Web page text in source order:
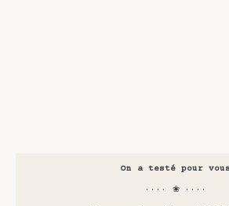
On a testé pour vous
···· ❀ ····